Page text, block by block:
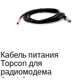
Кабель питания
Topcon для
радиомодема